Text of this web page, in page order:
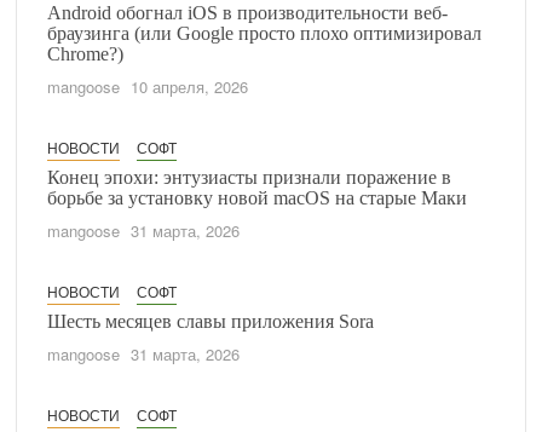
Android обогнал iOS в производительности веб-
браузинга (или Google просто плохо оптимизировал
Chrome?)
mangoose 10 апреля, 2026
НОВОСТИ
СОФТ
Конец эпохи: энтузиасты признали поражение в
борьбе за установку новой macOS на старые Маки
mangoose 31 марта, 2026
НОВОСТИ
СОФТ
Шесть месяцев славы приложения Sora
mangoose 31 марта, 2026
НОВОСТИ
СОФТ